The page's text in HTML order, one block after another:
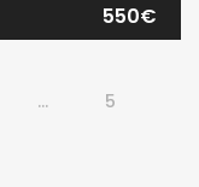
550€
… 5